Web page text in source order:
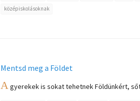
középiskolásoknak
Mentsd meg a Földet
Agyerekek is sokat tehetnek Földünkért,